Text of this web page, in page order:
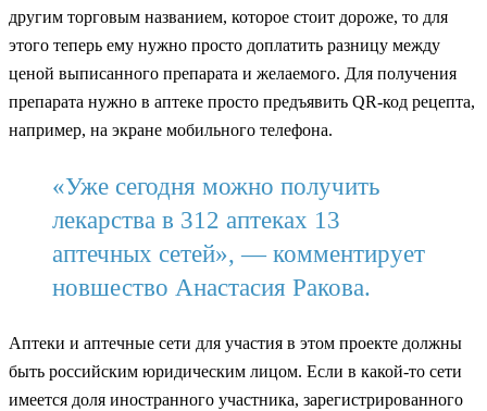
другим торговым названием, которое стоит дороже, то для
этого теперь ему нужно просто доплатить разницу между
ценой выписанного препарата и желаемого. Для получения
препарата нужно в аптеке просто предъявить QR-код рецепта,
например, на экране мобильного телефона.
«Уже сегодня можно получить
лекарства в 312 аптеках 13
аптечных сетей», — комментирует
новшество Анастасия Ракова.
Аптеки и аптечные сети для участия в этом проекте должны
быть российским юридическим лицом. Если в какой-то сети
имеется доля иностранного участника, зарегистрированного